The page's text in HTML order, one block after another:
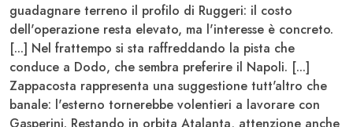
guadagnare terreno il profilo di Ruggeri: il costo
dell'operazione resta elevato, ma l'interesse è concreto.
[...] Nel frattempo si sta raffreddando la pista che
conduce a Dodo, che sembra preferire il Napoli. [...]
Zappacosta rappresenta una suggestione tutt'altro che
banale: l'esterno tornerebbe volentieri a lavorare con
Gasperini. Restando in orbita Atalanta, attenzione anche